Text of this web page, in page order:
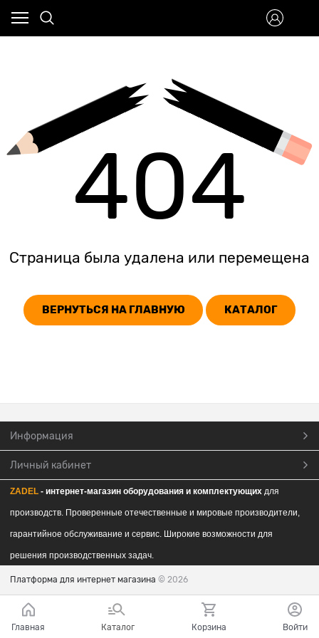
404
Страница была удалена или перемещена
ВЕРНУТЬСЯ НА ГЛАВНУЮ КАТАЛОГ
Информация
Личный кабинет
ZADEL - интернет-магазин оборудования и комплектующих для
производств. Проверенные отечественные и мировые производители,
гарантийное обслуживание и сервис. Широкие возможности для
решения производственных задач.
Платформа для интернет магазина © 2026
Главная Каталог Корзина Войти